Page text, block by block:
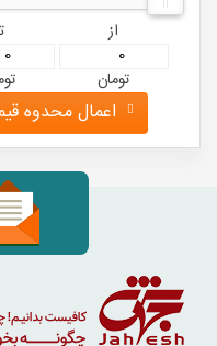
از
تومان
اعمال محدوه